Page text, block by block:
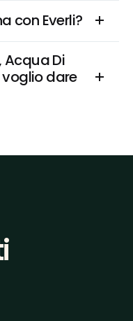
con Everli?
Acqua Di
voglio dare